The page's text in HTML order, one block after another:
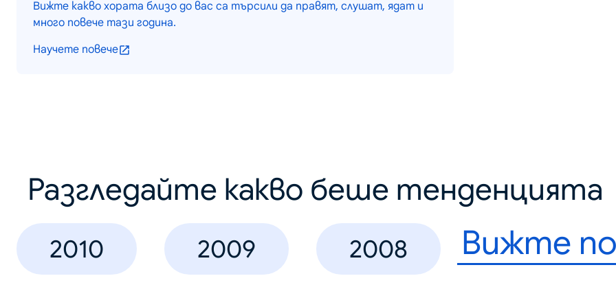
Вижте какво хората близо до вас са търсили да правят, слушат, ядат и
много повече тази година.
Научете повече
Разгледайте какво беше тенденцията
2010 2009 2008 Вижте